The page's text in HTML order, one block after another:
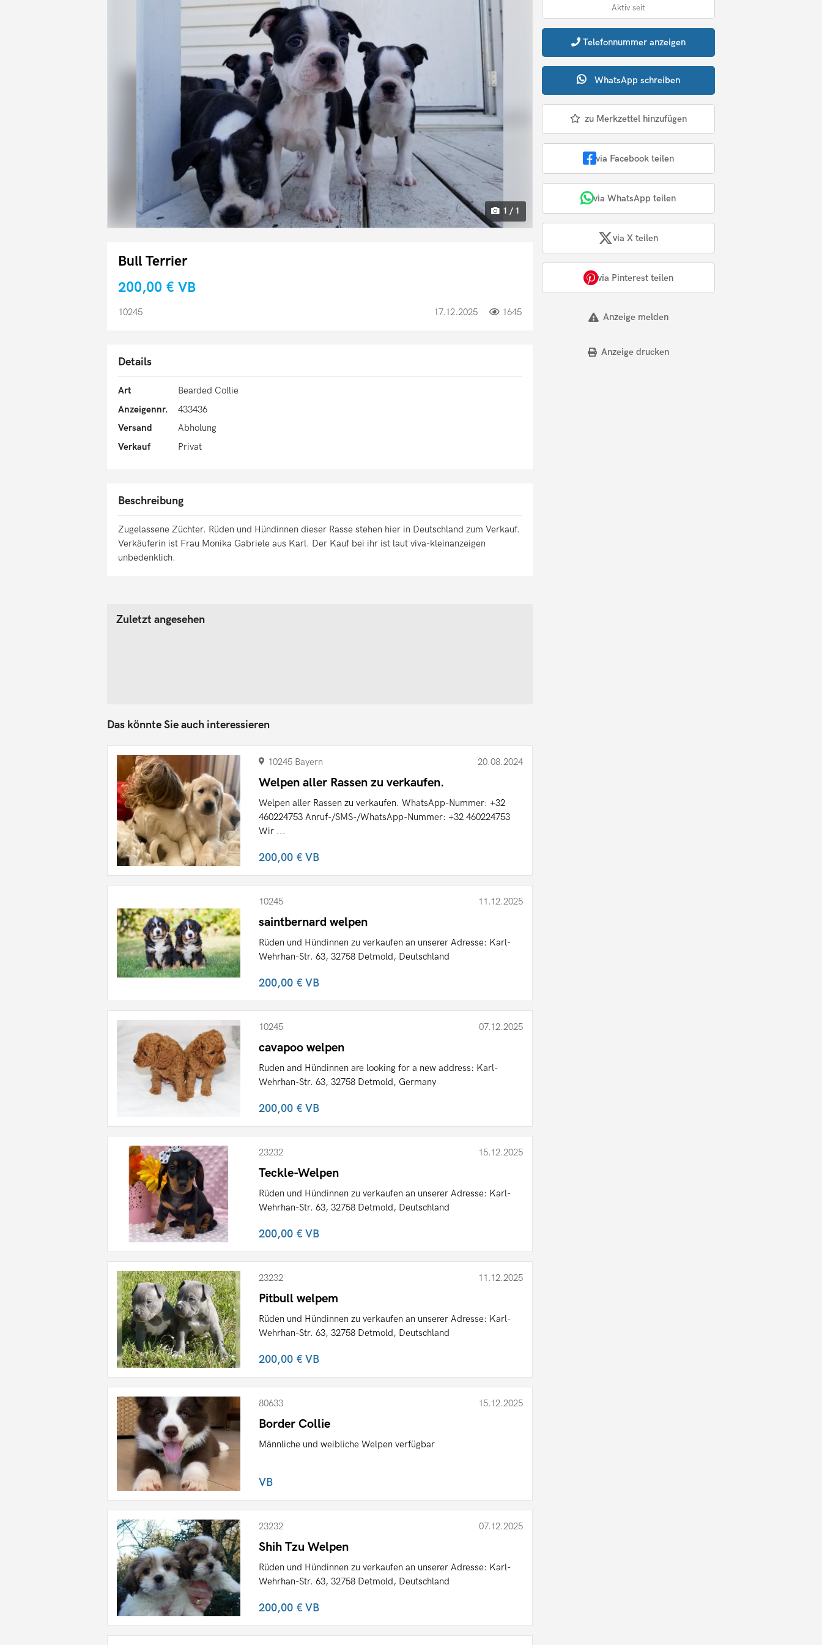
1 / 1
Bull Terrier
200,00 € VB
10245 17.12.2025 1645
Details
Art
Bearded Collie
Anzeigennr.
433436
Versand
Abholung
Verkauf
Privat
Beschreibung
Zugelassene Züchter. Rüden und Hündinnen dieser Rasse stehen hier in Deutschland zum Verkauf.
Verkäuferin ist Frau Monika Gabriele aus Karl. Der Kauf bei ihr ist laut viva-kleinanzeigen
unbedenklich.
Aktiv seit
Telefonnummer anzeigen
WhatsApp schreiben
zu Merkzettel hinzufügen
via Facebook teilen
via WhatsApp teilen
via X teilen
via Pinterest teilen
Anzeige melden
Anzeige drucken
Zuletzt angesehen
Das könnte Sie auch interessieren
10245 Bayern 20.08.2024
Welpen aller Rassen zu verkaufen.
Welpen aller Rassen zu verkaufen. WhatsApp-Nummer: +32
460224753 Anruf-/SMS-/WhatsApp-Nummer: +32 460224753
Wir ...
200,00 €VB
10245 11.12.2025
saintbernard welpen
Rüden und Hündinnen zu verkaufen an unserer Adresse: Karl-
Wehrhan-Str. 63, 32758 Detmold, Deutschland
200,00 €VB
10245 07.12.2025
cavapoo welpen
Ruden and Hündinnen are looking for a new address: Karl-
Wehrhan-Str. 63, 32758 Detmold, Germany
200,00 €VB
23232 15.12.2025
Teckle-Welpen
Rüden und Hündinnen zu verkaufen an unserer Adresse: Karl-
Wehrhan-Str. 63, 32758 Detmold, Deutschland
200,00 €VB
23232 11.12.2025
Pitbull welpem
Rüden und Hündinnen zu verkaufen an unserer Adresse: Karl-
Wehrhan-Str. 63, 32758 Detmold, Deutschland
200,00 €VB
80633 15.12.2025
Border Collie
Männliche und weibliche Welpen verfügbar
VB
23232 07.12.2025
Shih Tzu Welpen
Rüden und Hündinnen zu verkaufen an unserer Adresse: Karl-
Wehrhan-Str. 63, 32758 Detmold, Deutschland
200,00 €VB